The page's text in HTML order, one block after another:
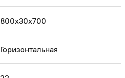
800x30x700
Горизонтальная